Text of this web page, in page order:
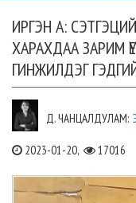
ИРГЭН А:
ХАРАХДАА ЗАРИМ
ГИНЖИЛДЭГ
Д. ЧАНЦАЛДУЛАМ:
2023-01-20, 17016